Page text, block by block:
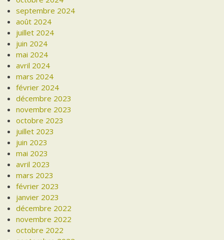
septembre 2024
août 2024
juillet 2024
juin 2024
mai 2024
avril 2024
mars 2024
février 2024
décembre 2023
novembre 2023
octobre 2023
juillet 2023
juin 2023
mai 2023
avril 2023
mars 2023
février 2023
janvier 2023
décembre 2022
novembre 2022
octobre 2022